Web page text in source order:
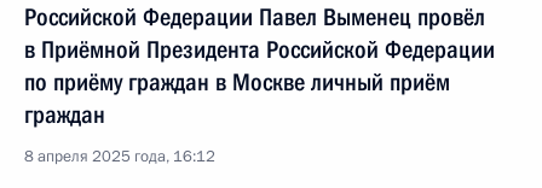
Российской Федерации Павел Выменец провёл
в Приёмной Президента Российской Федерации
по приёму граждан в Москве личный приём
граждан
8 апреля 2025 года, 16:12